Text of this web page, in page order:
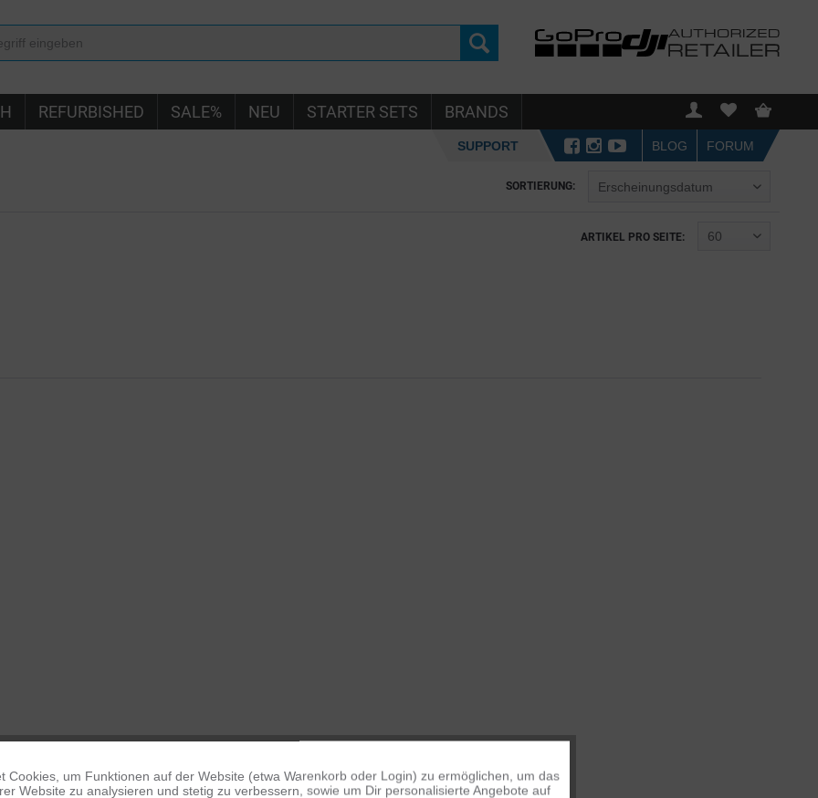
REFURBISHED SALE% NEU STARTER SETS BRANDS
SUPPORT BLOG FORUM
SORTIERUNG:
ARTIKEL PRO SEITE:
Aktiv
Cookies, um Funktionen auf der Website (etwa Warenkorb oder Login) zu ermöglichen, um das
Website zu analysieren und stetig zu verbessern, sowie um Dir personalisierte Angebote auf